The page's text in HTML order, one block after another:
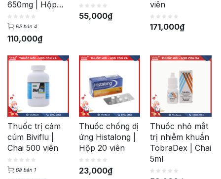
650mg | Hộp
100 viên
Đã bán 4
110,000₫
55,000₫
viên
171,000₫
Thuốc trị cảm
cúm Biviflu |
Chai 500 viên
Đã bán 1
Thuốc chống dị
ứng Histalong |
Hộp 20 viên
23,000₫
Thuốc nhỏ mắt
trị nhiễm khuẩn
TobraDex | Chai
5ml